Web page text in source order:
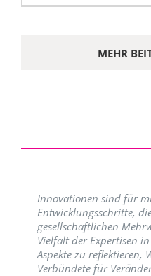
MEHR
Innovationen sind für
Entwicklungsschritte,
gesellschaftlichen
Vielfalt der Expertisen
Aspekte zu reflektieren,
Verbündete für